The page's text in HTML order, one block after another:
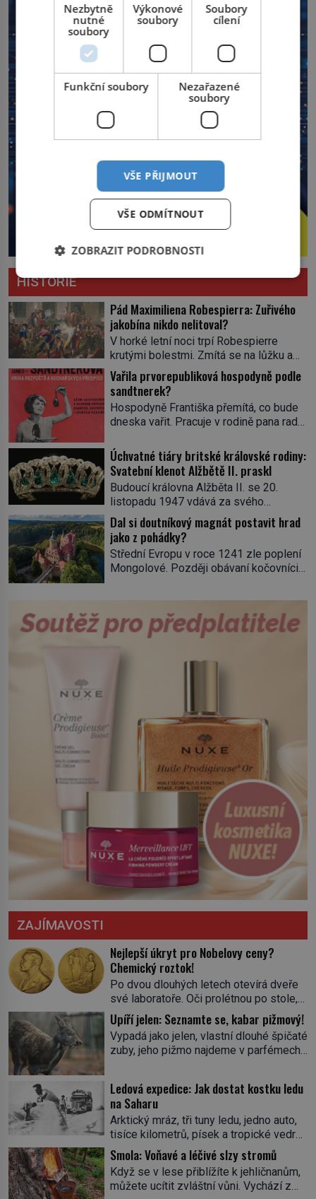
HISTORIE
Pád Maximiliena Robespierra: Zuřivého
jakobína nikdo nelitoval?
V horké letní noci trpí Robespierre
krutými bolestmi. Zmítá se na lůžku a
hlavou mu víří kolotoč myšlenek. Když
se probere z mdlob, vzpomene si na
jednu z pařížských jasnovidek, kterou
před lety navštívil. Prorokovala mu
tragický osud. Tehdy se jí vysmál.
prohlásil o něm jiný významný
francouzský revolucionář, Honoré de
Mirabeau […]
Vařila prvorepubliková hospodyně podle
sandtnerek?
Hospodyně Františka přemítá, co bude
dneska vařit. Pracuje v rodině pana rady
rychle v jedné ze „sandtnerek“.
„Zaplaťpánbůh, že už nemusíme chodit
s lístky,“ povzdechne si směrem ke
služce, kterou má v kuchyni k ruce.
Ještě v prvních letech nové republiky
fungoval kvůli nedostatku zboží
přídělový systém. […]
Úchvatné tiáry britské královské rodiny:
Svatební klenot Alžbětě II. praskl
Budoucí královna Alžběta II. se 20.
listopadu 1947 vdává za svého
vyvoleného Filipa Mountbattena. Aby
měla na obřad ve Westminsteru podle
tradice „něco vypůjčeného“, její matka jí
věnuje jedinečný šperk ze své
soukromé kolekce – diamantovou tiáru
tiára,“ zhodnotil klenot britský politik Sir
Henry Channon (1897–1958), když si […]
Dal si doutníkový magnát postavit hrad
jako z pohádky?
Střední Evropu v roce 1241 zle poplení
Mongolové. Později obávaní kočovníci
jednat. Na další případné řádění barbarů
z východu se chce pečlivě připravit!
Český král Václav I. (1205–1253) přijme
opatření, která mají posílit obranu jeho
království. Zajistit hodlá především
ZAJÍMAVOSTI
Nejlepší úkryt pro Nobelovy ceny?
Chemický roztok!
Po dvou dlouhých letech otevírá dveře
své laboratoře. Oči prolétnou po stole,
aby pak ulpěly na regálu, kde se nachází
všemožné látky. Hledá žluto-oranžovou
tekutinu, jakmile ji zahlédne, nesmírně
se mu uleví. Teď může svůj plán
skrývá směs s názvem lučavka
královská. Svůj přídomek nemá pro nic
za nic, […]
Upíří jelen: Seznamte se, kabar pižmový!
Vypadá jako jelen, vlastní dlouhé špičaté
zuby, jeho pižmo najdeme v parfémech
jediného zástupce zvířecí říše – kabara
pižmového. V Evropě ho jako první
popíše švédský botanik Carl Linné
(1707–1778), jenže v Asii o něm ví už
celá staletí. Zvíře připomíná jelena,
v kohoutku dosahuje […]
Ledová expedice: Jak dostat kostku ledu
na Saharu
Arktický mráz, tři tuny ledu, jedno auto,
tisíce kilometrů, písek a tropické vedro.
To je ve zkratce zdánlivě nesplnitelná
výzva, která se promění v úžasné
dobrodružství a důkaz, že nic není
nemožné. Vše začíná na podzim 1958
Smola: Voňavé a léčivé slzy stromů
Když se v lese přiblížíte k jehličnanům,
můžete ucítit zvláštní vůni. Vychází z
Nezbytně
nutné
soubory
Výkonové
soubory
Soubory
cílení
Funkční soubory
Nezařazené
soubory
VŠE PŘIJMOUT
VŠE ODMÍTNOUT
ZOBRAZIT PODROBNOSTI